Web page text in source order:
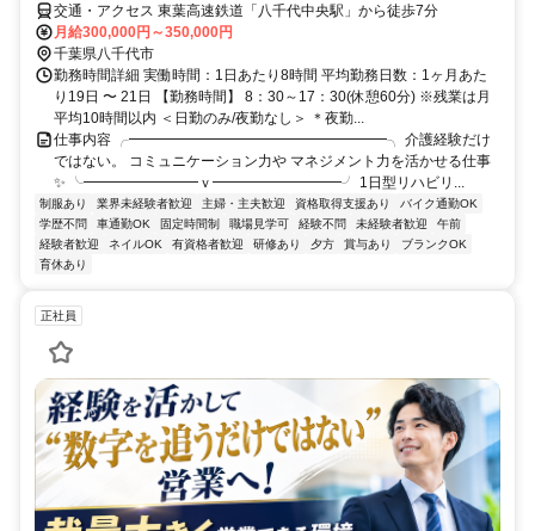
交通・アクセス 東葉高速鉄道「八千代中央駅」から徒歩7分
月給300,000円～350,000円
千葉県八千代市
勤務時間詳細 実働時間：1日あたり8時間 平均勤務日数：1ヶ月あた
り19日 〜 21日 【勤務時間】 8：30～17：30(休憩60分) ※残業は月
平均10時間以内 ＜日勤のみ/夜勤なし＞ ＊夜勤...
仕事内容 ╭━━━━━━━━━━━━━━━━━━╮ 介護経験だけ
ではない。 コミュニケーション力や マネジメント力を活かせる仕事
✨ ╰━━━━━━━━ｖ━━━━━━━━━╯ 1日型リハビリ...
制服あり 業界未経験者歓迎 主婦・主夫歓迎 資格取得支援あり
バイク通勤OK
学歴不問
車通勤OK 固定時間制 職場見学可 経験不問 未経験者歓迎
午前
経験者歓迎
ネイルOK 有資格者歓迎 研修あり 夕方 賞与あり
ブランクOK
育休あり
正社員